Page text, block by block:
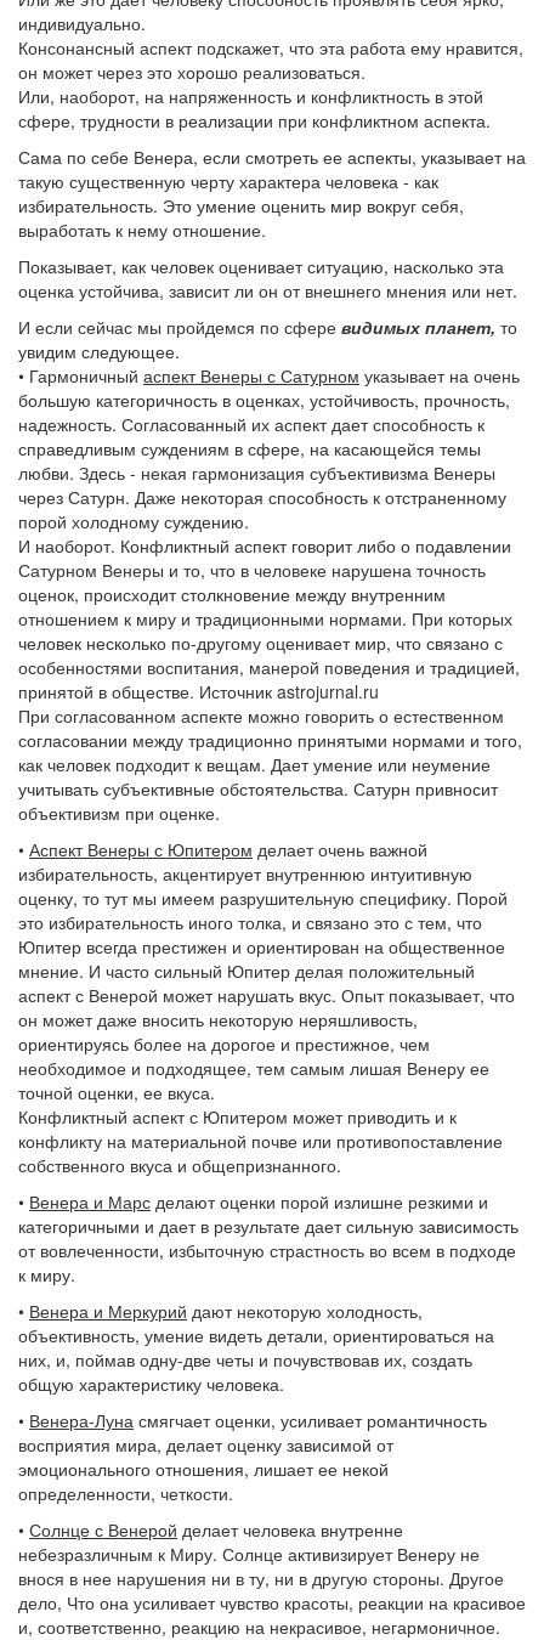
индивидуально.
Консонансный аспект подскажет, что эта работа ему нравится,
он может через это хорошо реализоваться.
Или, наоборот, на напряженность и конфликтность в этой
сфере, трудности в реализации при конфликтном аспекта.
Сама по себе Венера, если смотреть ее аспекты, указывает на
такую существенную черту характера человека - как
избирательность. Это умение оценить мир вокруг себя,
выработать к нему отношение.
Показывает, как человек оценивает ситуацию, насколько эта
оценка устойчива, зависит ли он от внешнего мнения или нет.
И если сейчас мы пройдемся по сфере видимых планет, то
увидим следующее.
• Гармоничный аспект Венеры с Сатурном указывает на очень
большую категоричность в оценках, устойчивость, прочность,
надежность. Согласованный их аспект дает способность к
справедливым суждениям в сфере, на касающейся темы
любви. Здесь - некая гармонизация субъективизма Венеры
через Сатурн. Даже некоторая способность к отстраненному
порой холодному суждению.
И наоборот. Конфликтный аспект говорит либо о подавлении
Сатурном Венеры и то, что в человеке нарушена точность
оценок, происходит столкновение между внутренним
отношением к миру и традиционными нормами. При которых
человек несколько по-другому оценивает мир, что связано с
особенностями воспитания, манерой поведения и традицией,
принятой в обществе. Источник astrojurnal.ru
При согласованном аспекте можно говорить о естественном
согласовании между традиционно принятыми нормами и того,
как человек подходит к вещам. Дает умение или неумение
учитывать субъективные обстоятельства. Сатурн привносит
объективизм при оценке.
• Аспект Венеры с Юпитером делает очень важной
избирательность, акцентирует внутреннюю интуитивную
оценку, то тут мы имеем разрушительную специфику. Порой
это избирательность иного толка, и связано это с тем, что
Юпитер всегда престижен и ориентирован на общественное
мнение. И часто сильный Юпитер делая положительный
аспект с Венерой может нарушать вкус. Опыт показывает, что
он может даже вносить некоторую неряшливость,
ориентируясь более на дорогое и престижное, чем
необходимое и подходящее, тем самым лишая Венеру ее
точной оценки, ее вкуса.
Конфликтный аспект с Юпитером может приводить и к
конфликту на материальной почве или противопоставление
собственного вкуса и общепризнанного.
• Венера и Марс делают оценки порой излишне резкими и
категоричными и дает в результате дает сильную зависимость
от вовлеченности, избыточную страстность во всем в подходе
к миру.
• Венера и Меркурий дают некоторую холодность,
объективность, умение видеть детали, ориентироваться на
них, и, поймав одну-две четы и почувствовав их, создать
общую характеристику человека.
• Венера-Луна смягчает оценки, усиливает романтичность
восприятия мира, делает оценку зависимой от
эмоционального отношения, лишает ее некой
определенности, четкости.
• Солнце с Венерой делает человека внутренне
небезразличным к Миру. Солнце активизирует Венеру не
внося в нее нарушения ни в ту, ни в другую стороны. Другое
дело, Что она усиливает чувство красоты, реакции на красивое
и, соответственно, реакцию на некрасивое, негармоничное.